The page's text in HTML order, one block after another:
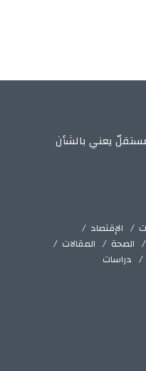
يعني بالشأن
الإقتصاد
الصحة
المقالات
دراسات